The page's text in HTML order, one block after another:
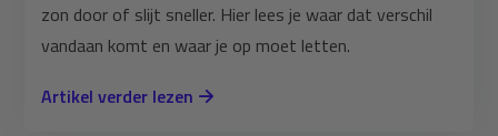
zon door of slijt sneller. Hier lees je waar dat verschil
vandaan komt en waar je op moet letten.
Artikel verder lezen